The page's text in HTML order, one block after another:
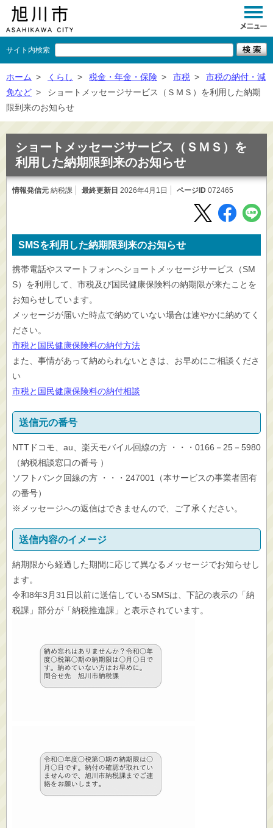
サイト内検索
くらし
事業者向け
施設一覧
ホーム > くらし > 税金・年金・保険 > 市税 >
市税の納付・減
免など >
ショートメッセージサービス（ＳＭＳ）を利用した納期
限到来のお知らせ
ショートメッセージサービス（ＳＭＳ）を
利用した納期限到来のお知らせ
情報発信元 納税課 最終更新日 2026年4月1日 ページID 072465
SMSを利用した納期限到来のお知らせ
携帯電話やスマートフォンへショートメッセージサービス（SM
S）を利用して、市税及び国民健康保険料の納期限が来たことを
お知らせしています。
メッセージが届いた時点で納めていない場合は速やかに納めてく
ださい。
市税と国民健康保険料の納付方法
また、事情があって納められないときは、お早めにご相談くださ
い
市税と国民健康保険料の納付相談
送信元の番号
NTTドコモ、au、楽天モバイル回線の方 ・・・0166－25－5980
（納税相談窓口の番号 ）
ソフトバンク回線の方 ・・・247001（本サービスの事業者固有
の番号）
※メッセージへの返信はできませんので、ご了承ください。
送信内容のイメージ
納期限から経過した期間に応じて異なるメッセージでお知らせし
ます。
令和8年3月31日以前に送信しているSMSは、下記の表示の「納
税課」部分が「納税推進課」と表示されています。